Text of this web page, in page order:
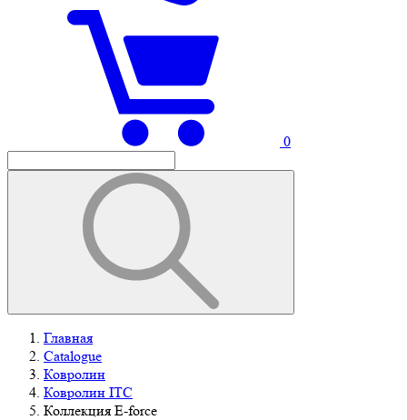
0
Главная
Catalogue
Ковролин
Ковролин ITC
Коллекция E-force